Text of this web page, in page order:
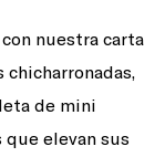
nuestra carta
de mini
elevan sus